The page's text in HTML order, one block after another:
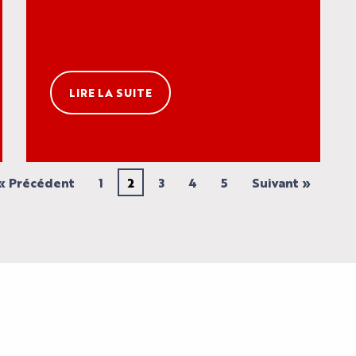
LIRE LA SUITE
Précédent 1 2 3 4 5 Suivant »